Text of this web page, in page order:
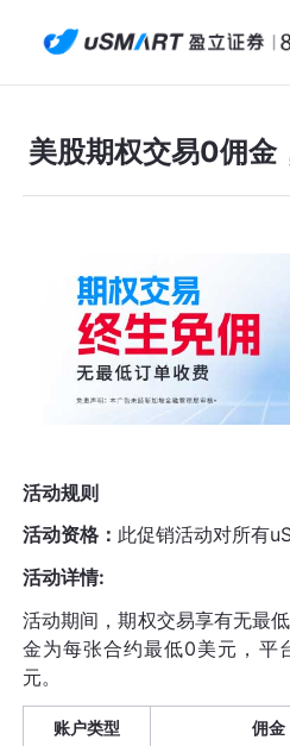
美股期权交易0佣金
活动规则
活动资格： 此促销活动对所有
活动详情:
活动期间，期权交易享有无最
金为每张合约最低0美元，平
元。
账户类型 佣金